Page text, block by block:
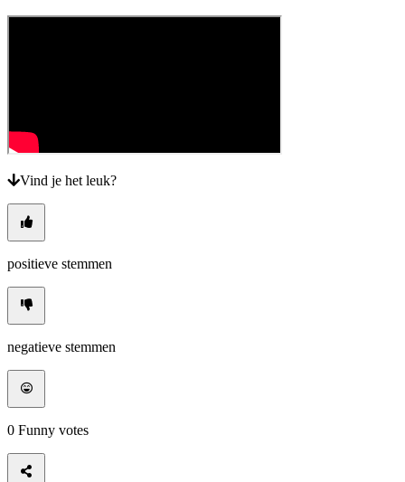
Vind je het leuk?
positieve stemmen
negatieve stemmen
0 Funny votes